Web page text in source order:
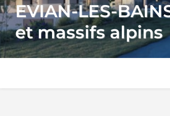
EVIAN-LES-
et massifs alpins